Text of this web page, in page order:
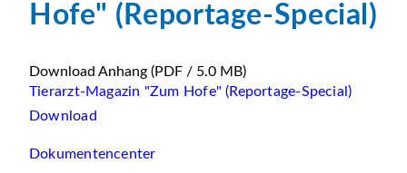
Hofe" (Reportage-Special)
Download Anhang (PDF / 5.0 MB)
Tierarzt-Magazin "Zum Hofe" (Reportage-Special)
Download
Dokumentencenter